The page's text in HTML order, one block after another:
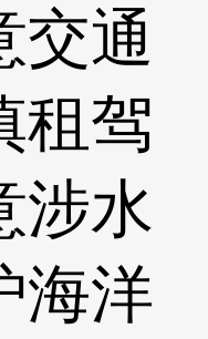
交通
租驾
涉水
海洋